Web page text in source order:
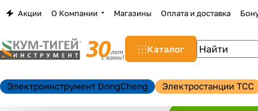
Акции О Компании Магазины Оплата и доставка
Каталог
Электроинструмент DongCheng Электростанции TCC